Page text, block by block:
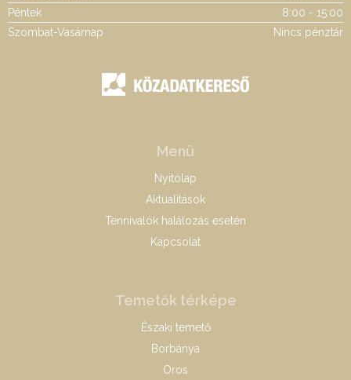
Péntek
8:00 - 15:00
Szombat-Vasárnap
Nincs pénztár
Menü
Nyitólap
Aktualitások
Tennivalók halálozás esetén
Kapcsolat
Temetők térképe
Északi temető
Borbánya
Oros